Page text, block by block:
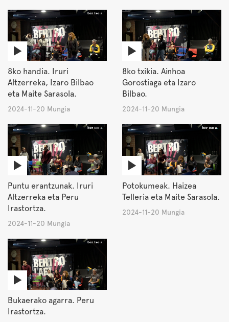
8ko handia. Iruri
Altzerreka, Izaro Bilbao
eta Maite Sarasola.
2024-11-20 Mungia
8ko txikia. Ainhoa
Gorostiaga eta Izaro
Bilbao.
2024-11-20 Mungia
Puntu erantzunak. Iruri
Altzerreka eta Peru
Irastortza.
2024-11-20 Mungia
Potokumeak. Haizea
Telleria eta Maite Sarasola.
2024-11-20 Mungia
Bukaerako agarra. Peru
Irastortza.